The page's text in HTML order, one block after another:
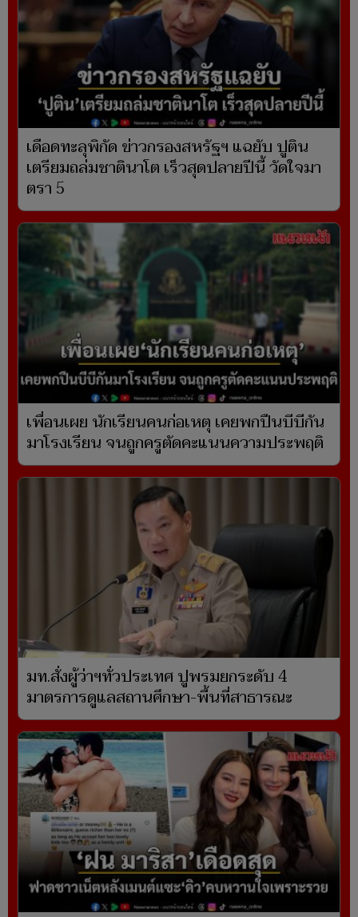
เดือดทะลุพิกัด ข่าวกรองสหรัฐฯ แฉยับ ปูติน
เตรียมถล่มชาตินาโต เร็วสุดปลายปีนี้ วัดใจมา
ตรา 5
เพื่อนเผย นักเรียนคนก่อเหตุ เคยพกปืนบีบีกัน
มาโรงเรียน จนถูกครูตัดคะแนนความประพฤติ
มท.สั่งผู้ว่าฯทั่วประเทศ ปูพรมยกระดับ 4
มาตรการดูแลสถานศึกษา-พื้นที่สาธารณะ